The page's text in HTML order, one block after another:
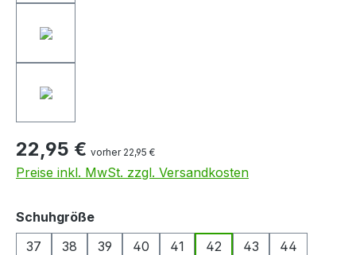
22,95 € vorher 22,95 €
Preise inkl. MwSt. zzgl. Versandkosten
Schuhgrößeauswählen
37
38 39 40 41 42 43
44